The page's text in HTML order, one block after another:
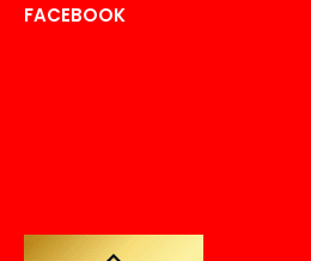
FACEBOOK